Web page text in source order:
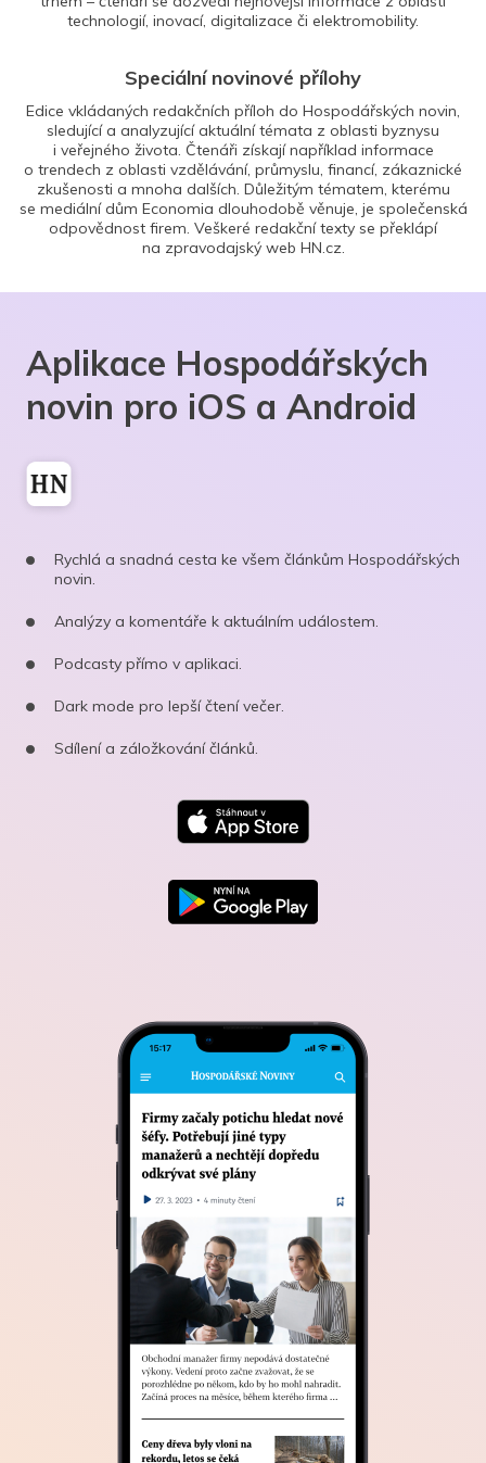
technologií, inovací, digitalizace či elektromobility.
Speciální novinové přílohy
Edice vkládaných redakčních příloh do Hospodářských novin,
sledující a analyzující aktuální témata z oblasti byznysu
i veřejného života. Čtenáři získají například informace
o trendech z oblasti vzdělávání, průmyslu, financí, zákaznické
zkušenosti a mnoha dalších. Důležitým tématem, kterému
se mediální dům Economia dlouhodobě věnuje, je společenská
odpovědnost firem. Veškeré redakční texty se překlápí
na zpravodajský web HN.cz.
Aplikace Hospodářských
novin pro iOS a Android
Rychlá a snadná cesta ke všem článkům Hospodářských
novin.
Analýzy a komentáře k aktuálním událostem.
Podcasty přímo v aplikaci.
Dark mode pro lepší čtení večer.
Sdílení a záložkování článků.